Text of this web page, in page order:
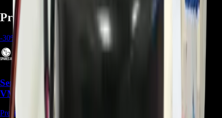
Productos relacionados
-30%
Serpentina ACG73444963 Compatible con
VM092C7.UJ0 - REP-2573
Precio Regular: